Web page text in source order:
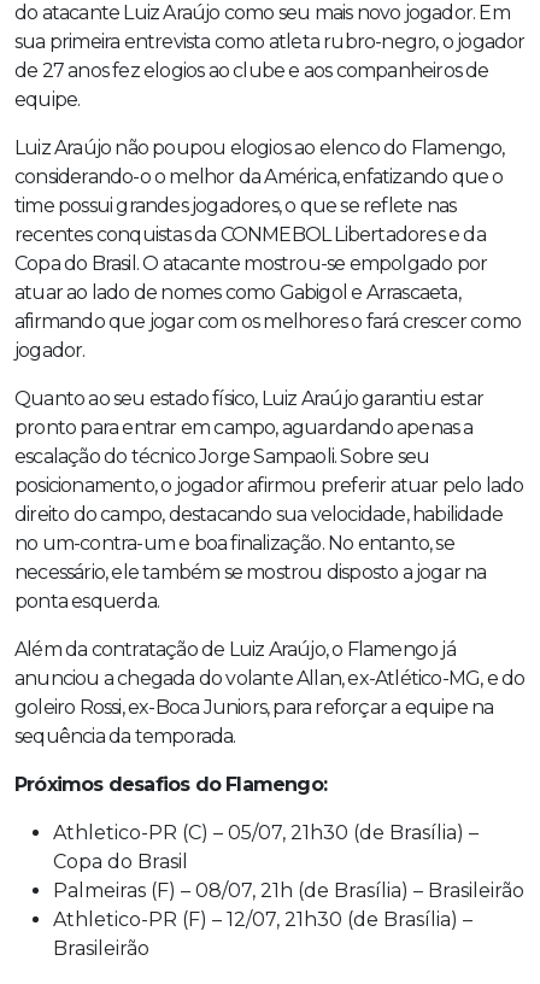
do atacante Luiz Araújo como seu mais novo jogador. Em
sua primeira entrevista como atleta rubro-negro, o jogador
de 27 anos fez elogios ao clube e aos companheiros de
equipe.
Luiz Araújo não poupou elogios ao elenco do Flamengo,
considerando-o o melhor da América, enfatizando que o
time possui grandes jogadores, o que se reflete nas
recentes conquistas da CONMEBOL Libertadores e da
Copa do Brasil. O atacante mostrou-se empolgado por
atuar ao lado de nomes como Gabigol e Arrascaeta,
afirmando que jogar com os melhores o fará crescer como
jogador.
Quanto ao seu estado físico, Luiz Araújo garantiu estar
pronto para entrar em campo, aguardando apenas a
escalação do técnico Jorge Sampaoli. Sobre seu
posicionamento, o jogador afirmou preferir atuar pelo lado
direito do campo, destacando sua velocidade, habilidade
no um-contra-um e boa finalização. No entanto, se
necessário, ele também se mostrou disposto a jogar na
ponta esquerda.
Além da contratação de Luiz Araújo, o Flamengo já
anunciou a chegada do volante Allan, ex-Atlético-MG, e do
goleiro Rossi, ex-Boca Juniors, para reforçar a equipe na
sequência da temporada.
Próximos desafios do Flamengo:
Athletico-PR (C) – 05/07, 21h30 (de Brasília) –
Copa do Brasil
Palmeiras (F) – 08/07, 21h (de Brasília) – Brasileirão
Athletico-PR (F) – 12/07, 21h30 (de Brasília) –
Brasileirão